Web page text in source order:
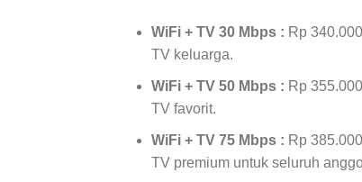
WiFi + TV 30 Mbps : Rp
TV keluarga.
WiFi + TV 50 Mbps : Rp
TV favorit.
WiFi + TV 75 Mbps : Rp
TV premium untuk seluruh